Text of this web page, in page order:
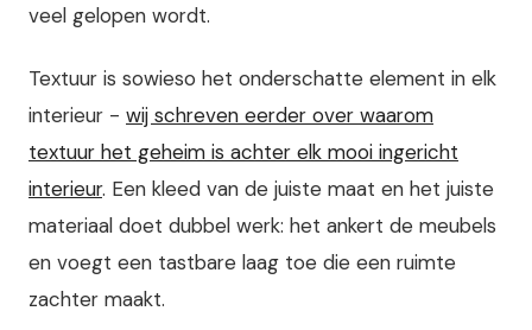
veel gelopen wordt.
Textuur is sowieso het onderschatte element in elk
interieur - wij schreven eerder over waarom
textuur het geheim is achter elk mooi ingericht
interieur. Een kleed van de juiste maat en het juiste
materiaal doet dubbel werk: het ankert de meubels
en voegt een tastbare laag toe die een ruimte
zachter maakt.